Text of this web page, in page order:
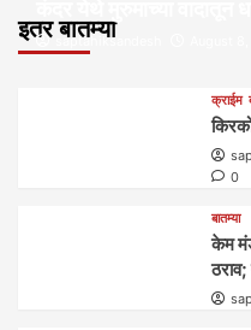
इतर बातम्या
saptahiksandesh
क्राईम
0
बातम्या
केम